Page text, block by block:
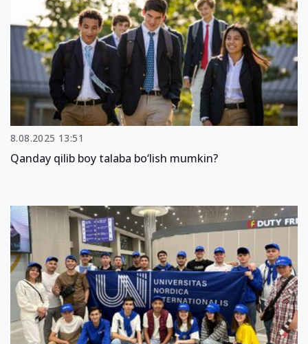
8.08.2025 13:51
Qanday qilib boy talaba bo‘lish mumkin?